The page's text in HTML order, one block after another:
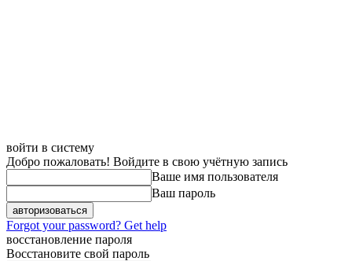
войти в систему
Добро пожаловать! Войдите в свою учётную запись
Ваше имя пользователя
Ваш пароль
Forgot your password? Get help
восстановление пароля
Восстановите свой пароль